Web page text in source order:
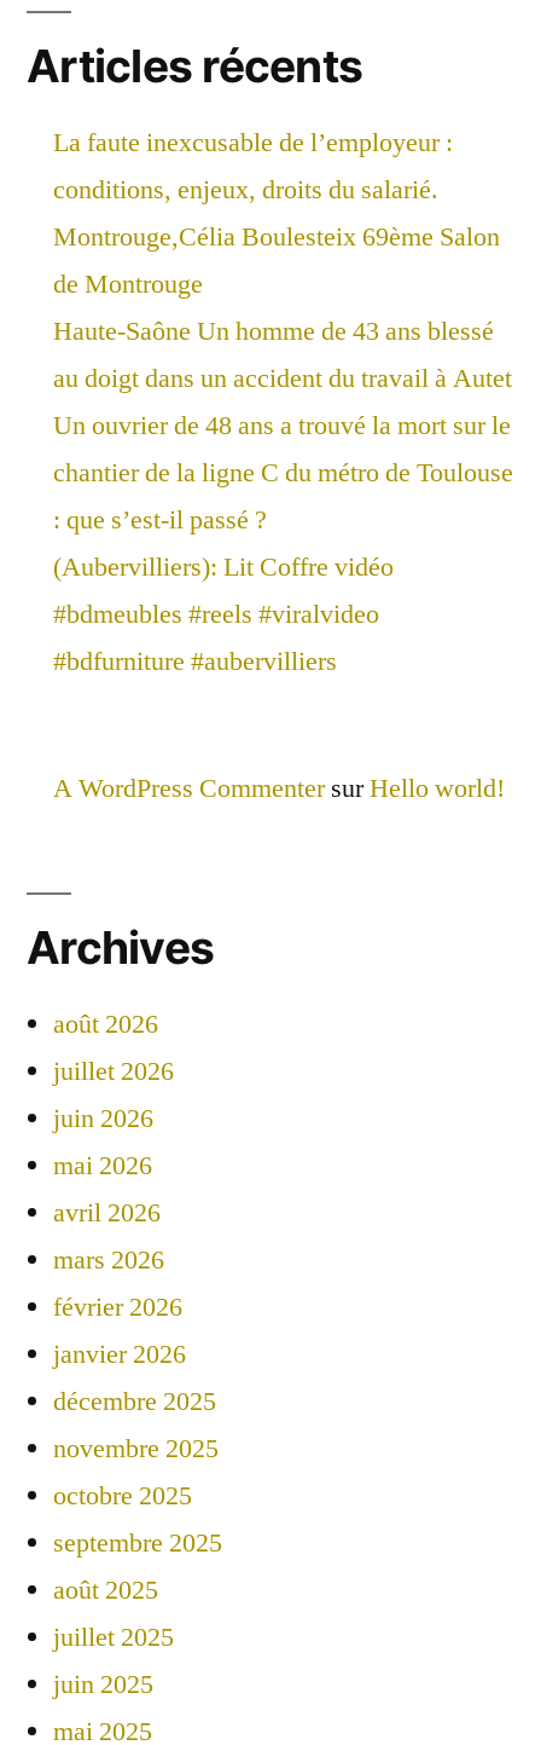
Articles récents
La faute inexcusable de l’employeur :
conditions, enjeux, droits du salarié.
Montrouge,Célia Boulesteix 69ème Salon
de Montrouge
Haute-Saône Un homme de 43 ans blessé
au doigt dans un accident du travail à Autet
Un ouvrier de 48 ans a trouvé la mort sur le
chantier de la ligne C du métro de Toulouse
: que s’est-il passé ?
(Aubervilliers): Lit Coffre vidéo
#bdmeubles #reels #viralvideo
#bdfurniture #aubervilliers
A WordPress CommentersurHello world!
Archives
août 2026
juillet 2026
juin 2026
mai 2026
avril 2026
mars 2026
février 2026
janvier 2026
décembre 2025
novembre 2025
octobre 2025
septembre 2025
août 2025
juillet 2025
juin 2025
mai 2025